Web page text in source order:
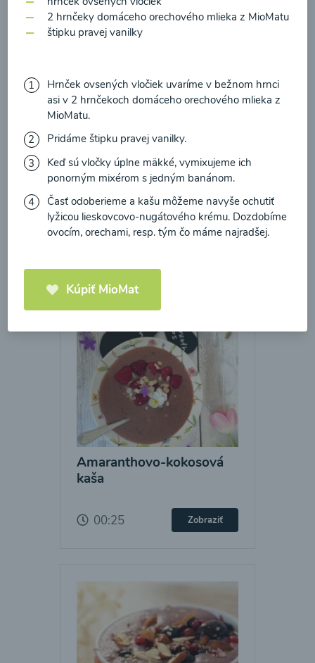
00:25 Zobraziť
Načítať ďalšie
Amaranthovo-kokosová
kaša
00:25 Zobraziť
2 hrnčeky domáceho orechového mlieka z MioMatu
štipku pravej vanilky
Hrnček ovsených vločiek uvaríme v bežnom hrnci
asi v 2 hrnčekoch domáceho orechového mlieka z
MioMatu.
Pridáme štipku pravej vanilky.
Keď sú vločky úplne mäkké, vymixujeme ich
ponorným mixérom s jedným banánom.
Časť odoberieme a kašu môžeme navyše ochutiť
lyžicou lieskovcovo-nugátového krému. Dozdobíme
ovocím, orechami, resp. tým čo máme najradšej.
Kúpiť MioMat
prečítal(a)informácie o Ochrane osobných